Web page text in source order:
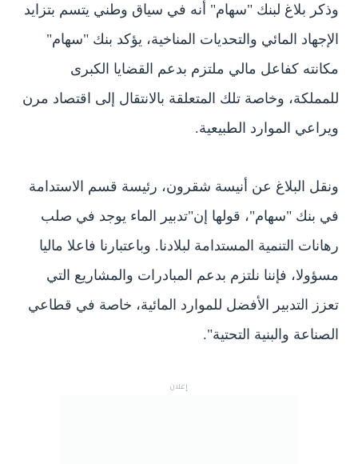
وذكر بلاغ لبنك "سهام" أنه في سياق وطني يتسم بتزايد
الإجهاد المائي والتحديات المناخية، يؤكد بنك "سهام"
مكانته كفاعل مالي ملتزم بدعم القضايا الكبرى
للمملكة، وخاصة تلك المتعلقة بالانتقال إلى اقتصاد مرن
ويراعي الموارد الطبيعية.
ونقل البلاغ عن أنيسة شقرون، رئيسة قسم الاستدامة
في بنك "سهام"، قولها إن"تدبير الماء يوجد في صلب
رهانات التنمية المستدامة لبلادنا. وباعتبارنا فاعلا ماليا
مسؤولا، فإننا نلتزم بدعم المبادرات والمشاريع التي
تعزز التدبير الأفضل للموارد المائية، خاصة في قطاعي
الصناعة والبنية التحتية".
إعلان